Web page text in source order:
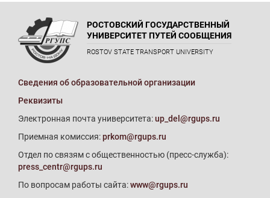
РОСТОВСКИЙ ГОСУДАРСТВЕННЫЙ
УНИВЕРСИТЕТ ПУТЕЙ СООБЩЕНИЯ
ROSTOV STATE TRANSPORT UNIVERSITY
Сведения об образовательной организации
Реквизиты
Электронная почта университета:up_del@rgups.ru
Приемная комиссия:prkom@rgups.ru
Отдел по связям с общественностью (пресс-служба):
press_centr@rgups.ru
По вопросам работы сайта:www@rgups.ru